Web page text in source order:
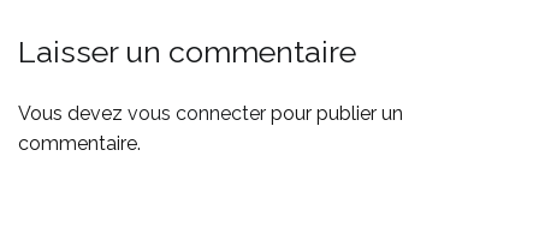
Laisser un commentaire
Vous devez vous connecter pour publier un
commentaire.